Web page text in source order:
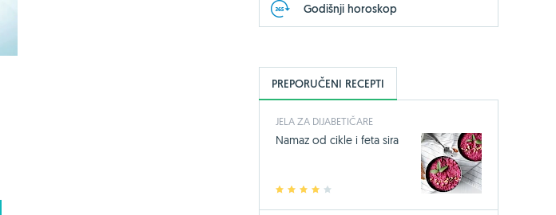
-24%
Bio-Kult, 60
17,49 €
Godišnji horoskop
PREPORUČENI RECEPTI
JELA ZA DIJABETIČARE
2 3 4
Namaz od cikle i feta sira